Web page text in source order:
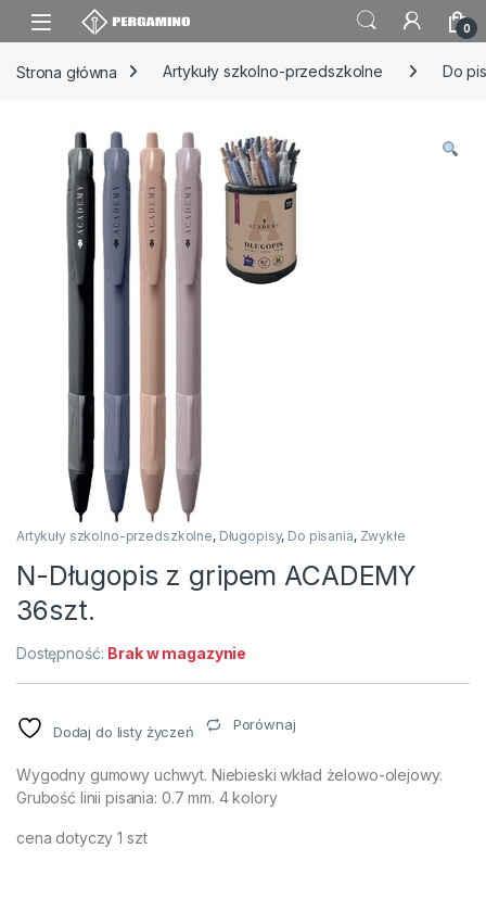
Skip to navigation
Skip to content
0
Strona główna Artykuły szkolno-przedszkolne Do
Artykuły szkolno-przedszkolne, Długopisy, Do pisania, Zwykłe
N-Długopis z gripem ACADEMY
36szt.
Dostępność: Brak w magazynie
Dodaj do listy życzeń Porównaj
Wygodny gumowy uchwyt. Niebieski wkład żelowo-olejowy.
Grubość linii pisania: 0.7 mm. 4 kolory
cena dotyczy 1 szt